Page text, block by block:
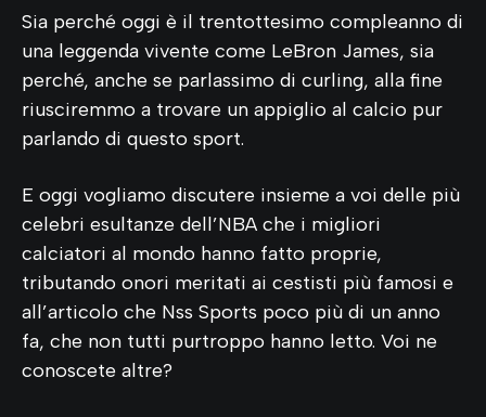
Sia perché oggi è il trentottesimo compleanno di
una leggenda vivente come LeBron James, sia
perché, anche se parlassimo di curling, alla fine
riusciremmo a trovare un appiglio al calcio pur
parlando di questo sport.
E oggi vogliamo discutere insieme a voi delle più
celebri esultanze dell’NBA che i migliori
calciatori al mondo hanno fatto proprie,
tributando onori meritati ai cestisti più famosi e
all’articolo che Nss Sports poco più di un anno
fa, che non tutti purtroppo hanno letto. Voi ne
conoscete altre?